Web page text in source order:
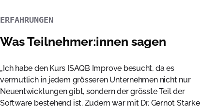
ERFAHRUNGEN
Was Teilnehmer:innen sagen
Ich habe den Kurs ISAQB Improve besucht, da es
vermutlich in jedem grösseren Unternehmen nicht nur
Neuentwicklungen gibt, sondern der grösste Teil der
Software bestehend ist. Zudem war mit Dr. Gernot Starke